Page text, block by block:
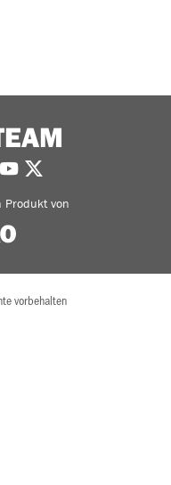
Produkt von
vorbehalten